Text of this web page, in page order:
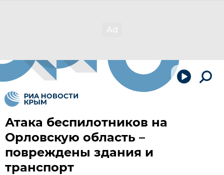
Атака беспилотников на
Орловскую область –
повреждены здания и
транспорт